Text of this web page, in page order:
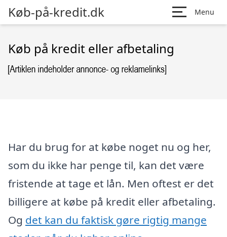
Køb-på-kredit.dk Menu
Køb på kredit eller afbetaling
Har du brug for at købe noget nu og her,
som du ikke har penge til, kan det være
fristende at tage et lån. Men oftest er det
billigere at købe på kredit eller afbetaling.
Og det kan du faktisk gøre rigtig mange